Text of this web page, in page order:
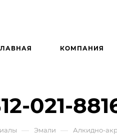
КОМПАНИЯ
021-
— Эмали — Алкидно-